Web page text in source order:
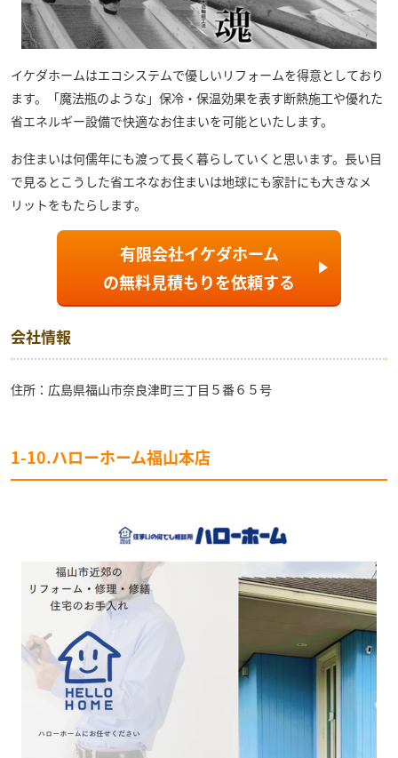
イケダホームはエコシステムで優しいリフォームを得意としており
ます。「魔法瓶のような」保冷・保温効果を表す断熱施工や優れた
省エネルギー設備で快適なお住まいを可能といたします。
お住まいは何儒年にも渡って長く暮らしていくと思います。長い目
で見るとこうした省エネなお住まいは地球にも家計にも大きなメ
リットをもたらします。
有限会社イケダホーム
の無料見積もりを依頼する
会社情報
住所：広島県福山市奈良津町三丁目５番６５号
1-10.ハローホーム福山本店